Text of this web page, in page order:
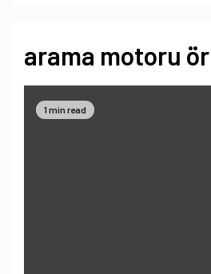
arama motoru
1 min read